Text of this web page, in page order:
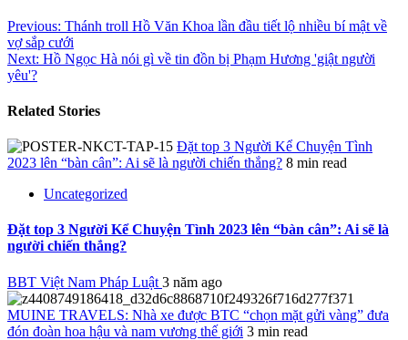
Previous: Thánh troll Hồ Văn Khoa lần đầu tiết lộ nhiều bí mật về
vợ sắp cưới
Next: Hồ Ngọc Hà nói gì về tin đồn bị Phạm Hương 'giật người
yêu'?
Related Stories
Đặt top 3 Người Kể Chuyện Tình
2023 lên “bàn cân”: Ai sẽ là người chiến thắng? 8 min read
Uncategorized
Đặt top 3 Người Kể Chuyện Tình 2023 lên “bàn cân”: Ai sẽ là
người chiến thắng?
BBT Việt Nam Pháp Luật 3 năm ago
MUINE TRAVELS: Nhà xe được BTC “chọn mặt gửi vàng” đưa
đón đoàn hoa hậu và nam vương thế giới 3 min read